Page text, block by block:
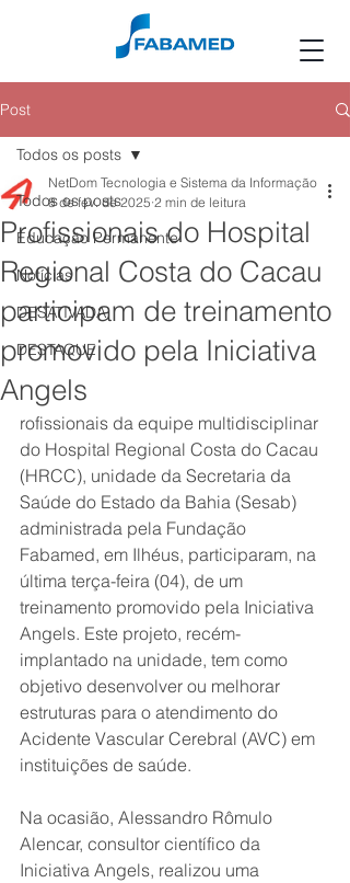
Post
Todos os posts
Educação Permanente
Notícias
DESATIVADA
DESTAQUE
Todos os posts
Profissionais do Hospital
Regional Costa do Cacau
participam de treinamento
promovido pela Iniciativa
Angels
NetDom Tecnologia e Sistema da Informação
8 de fev. de 2025 2 min de leitura
rofissionais da equipe multidisciplinar
do Hospital Regional Costa do Cacau
(HRCC), unidade da Secretaria da
Saúde do Estado da Bahia (Sesab)
administrada pela Fundação
Fabamed, em Ilhéus, participaram, na
última terça-feira (04), de um
treinamento promovido pela Iniciativa
Angels. Este projeto, recém-
implantado na unidade, tem como
objetivo desenvolver ou melhorar
estruturas para o atendimento do
Acidente Vascular Cerebral (AVC) em
instituições de saúde.
Na ocasião, Alessandro Rômulo
Alencar, consultor científico da
Iniciativa Angels, realizou uma